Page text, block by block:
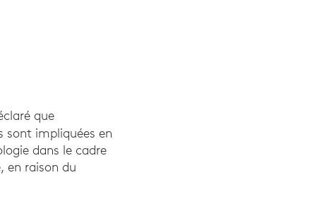
que
collaborateur: analyse SWOT portant sur 500
sont impliquées en
dans le cadre
en raison du